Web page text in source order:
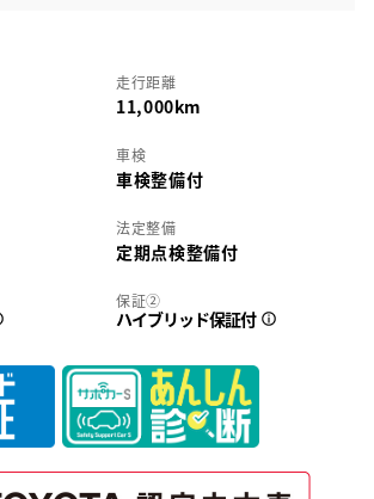
走行距離
11,000km
車検
車検整備付
法定整備
定期点検整備付
保証②
ハイブリッド保証付